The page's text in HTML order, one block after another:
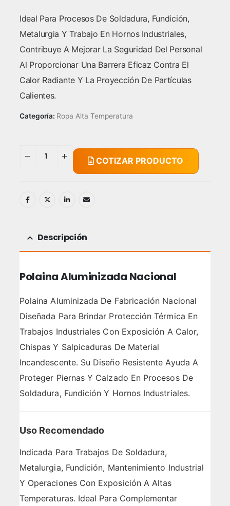
Ideal Para Procesos De Soldadura, Fundición,
Metalurgia Y Trabajo En Hornos Industriales,
Contribuye A Mejorar La Seguridad Del Personal
Al Proporcionar Una Barrera Eficaz Contra El
Calor Radiante Y La Proyección De Partículas
Calientes.
Categoría: Ropa Alta Temperatura
COTIZAR PRODUCTO
Descripción
Polaina Aluminizada Nacional
Polaina Aluminizada De Fabricación Nacional
Diseñada Para Brindar Protección Térmica En
Trabajos Industriales Con Exposición A Calor,
Chispas Y Salpicaduras De Material
Incandescente. Su Diseño Resistente Ayuda A
Proteger Piernas Y Calzado En Procesos De
Soldadura, Fundición Y Hornos Industriales.
Uso Recomendado
Indicada Para Trabajos De Soldadura,
Metalurgia, Fundición, Mantenimiento Industrial
Y Operaciones Con Exposición A Altas
Temperaturas. Ideal Para Complementar